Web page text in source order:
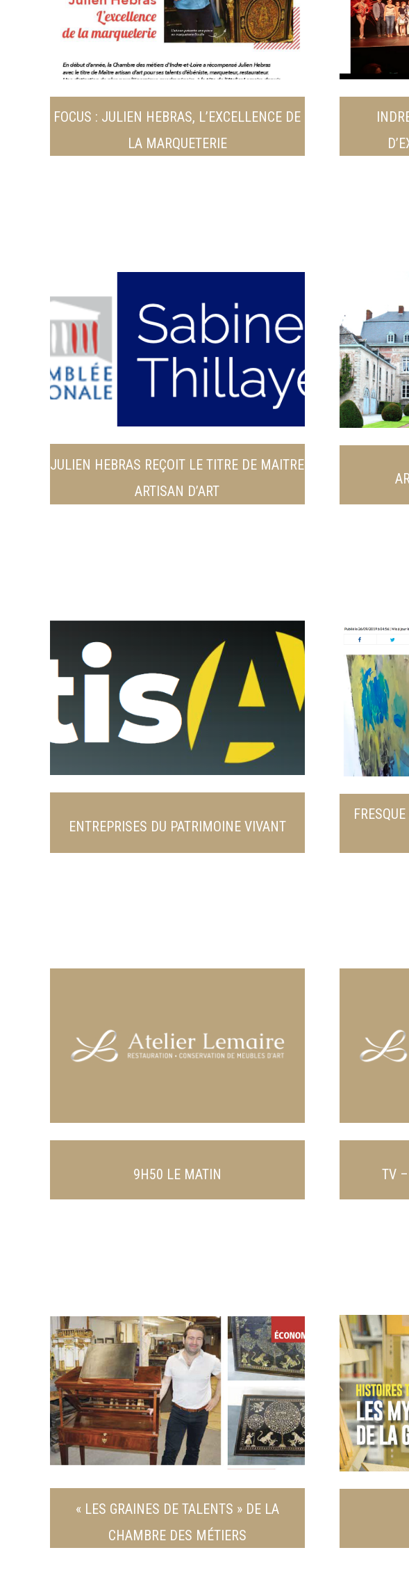
FOCUS : JULIEN HEBRAS, L’EXCELLENCE DE
LA MARQUETERIE
JULIEN HEBRAS REÇOIT LE TITRE DE MAITRE
ARTISAN D’ART
ENTREPRISES DU PATRIMOINE VIVANT
9H50 LE MATIN TV
« LES GRAINES DE TALENTS » DE LA
CHAMBRE DES MÉTIERS